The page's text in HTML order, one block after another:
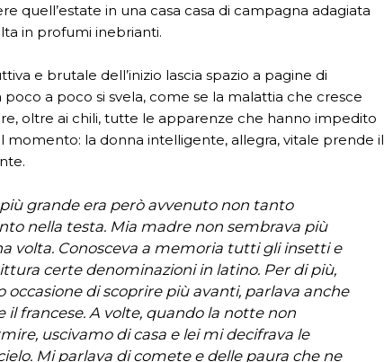
quell’estate in una casa casa di campagna adagiata
in profumi inebrianti.
e brutale dell’inizio lascia spazio a pagine di
poco a poco si svela, come se la malattia che cresce
oltre ai chili, tutte le apparenze che hanno impedito
momento: la donna intelligente, allegra, vitale prende il
grande era però avvenuto non tanto
nella testa. Mia madre non sembrava più
volta. Conosceva a memoria tutti gli insetti e
certe denominazioni in latino. Per di più,
occasione di scoprire più avanti, parlava anche
il francese. A volte, quando la notte non
uscivamo di casa e lei mi decifrava le
Mi parlava di comete e delle paura che ne